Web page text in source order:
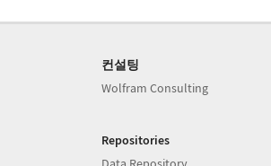
컨설팅
Wolfram Consulting
Repositories